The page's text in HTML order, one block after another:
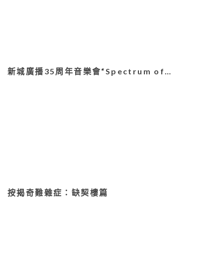
新城廣播35周年音樂會“Spectrum of…
按揭奇難雜症：缺契樓篇